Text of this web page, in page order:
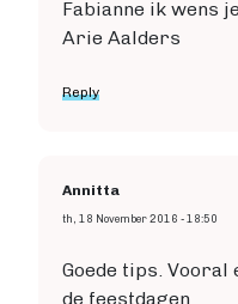
Fabianne ik wens
Arie Aalders
Reply
Annitta
th, 18 November 2016 - 18:50
Goede tips.
de feestdagen.